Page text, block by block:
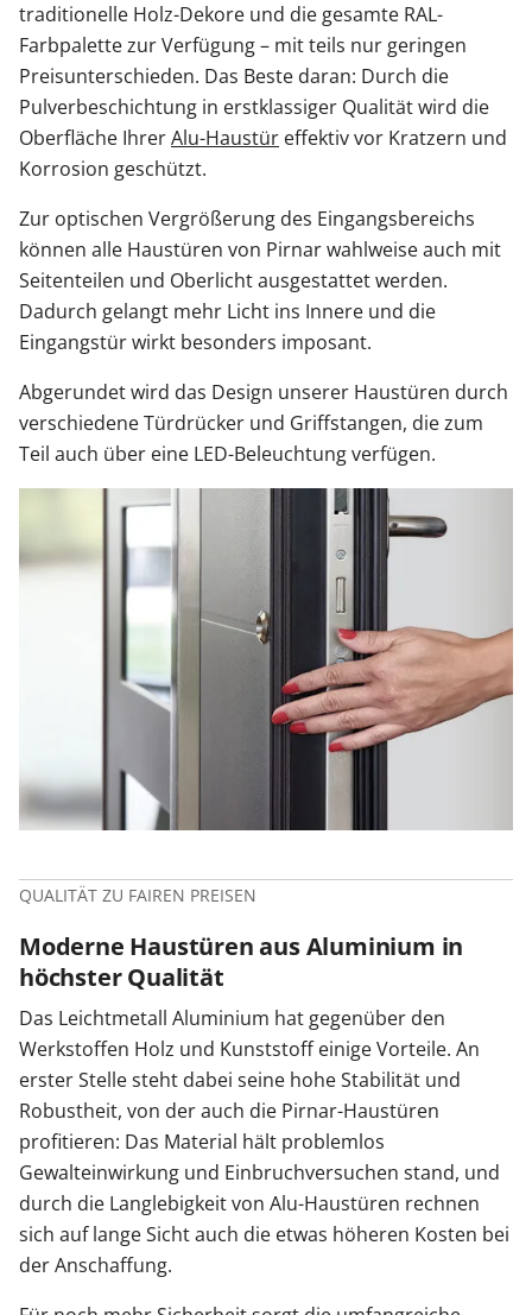
traditionelle Holz-Dekore und die gesamte RAL-
Farbpalette zur Verfügung – mit teils nur geringen
Preisunterschieden. Das Beste daran: Durch die
Pulverbeschichtung in erstklassiger Qualität wird die
Oberfläche IhrerAlu-Haustür effektiv vor Kratzern und
Korrosion geschützt.
Zur optischen Vergrößerung des Eingangsbereichs
können alle Haustüren von Pirnar wahlweise auch mit
Seitenteilen und Oberlicht ausgestattet werden.
Dadurch gelangt mehr Licht ins Innere und die
Eingangstür wirkt besonders imposant.
Abgerundet wird das Design unserer Haustüren durch
verschiedene Türdrücker und Griffstangen, die zum
Teil auch über eine LED-Beleuchtung verfügen.
QUALITÄT ZU FAIREN PREISEN
Moderne Haustüren aus Aluminium in
höchster Qualität
Das Leichtmetall Aluminium hat gegenüber den
Werkstoffen Holz und Kunststoff einige Vorteile. An
erster Stelle steht dabei seine hohe Stabilität und
Robustheit, von der auch die Pirnar-Haustüren
profitieren: Das Material hält problemlos
Gewalteinwirkung und Einbruchversuchen stand, und
durch die Langlebigkeit von Alu-Haustüren rechnen
sich auf lange Sicht auch die etwas höheren Kosten bei
der Anschaffung.